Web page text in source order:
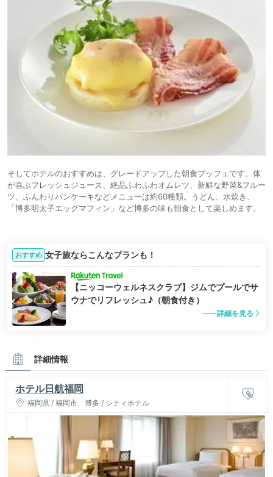
そしてホテルのおすすめは、グレードアップした朝食ブッフェです。体
が喜ぶフレッシュジュース、絶品ふわふわオムレツ、新鮮な野菜&フルー
ツ、ふんわりパンケーキなどメニューは約60種類。うどん、水炊き、
「博多明太子エッグマフィン」など博多の味も朝食として楽しめます。
おすすめ 女子旅ならこんなプランも！
【ニッコーウェルネスクラブ】ジムでプールでサ
ウナでリフレッシュ♪（朝食付き）
詳細を見る
詳細情報
ホテル日航福岡
福岡県 / 福岡市、博多 / シティホテル